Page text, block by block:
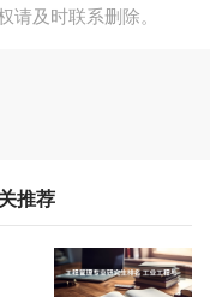
及时联系删除。
推荐